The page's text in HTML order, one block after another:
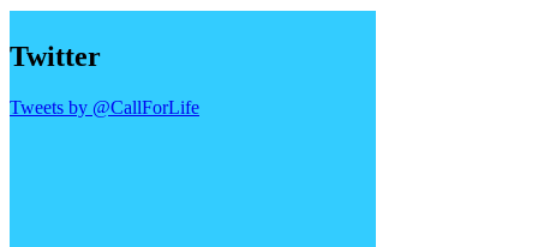
Twitter
Tweets by @CallForLife